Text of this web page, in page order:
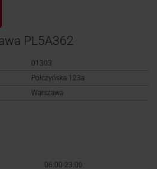
Logowanie
PL5A362
01303
Połczyńska 123a
Warszawa
06:00-23:00